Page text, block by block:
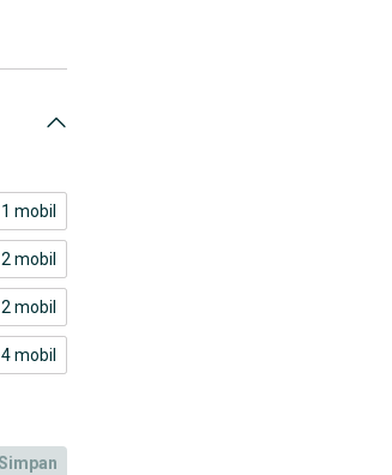
1 mobil
2 mobil
2 mobil
4 mobil
simpan